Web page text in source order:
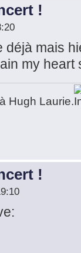
!
déjà mais
my heart
Hugh Laurie.
!